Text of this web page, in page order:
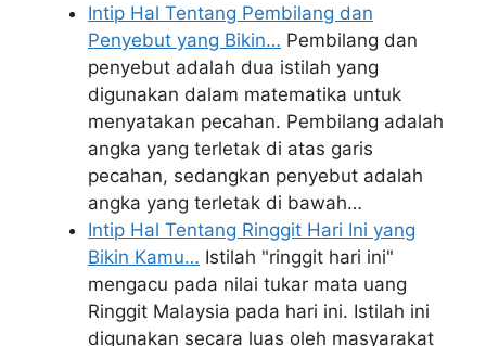
Intip Hal Tentang Pembilang dan
Penyebut yang Bikin… Pembilang dan
penyebut adalah dua istilah yang
digunakan dalam matematika untuk
menyatakan pecahan. Pembilang adalah
angka yang terletak di atas garis
pecahan, sedangkan penyebut adalah
angka yang terletak di bawah…
Intip Hal Tentang Ringgit Hari Ini yang
Bikin Kamu… Istilah "ringgit hari ini"
mengacu pada nilai tukar mata uang
Ringgit Malaysia pada hari ini. Istilah ini
digunakan secara luas oleh masyarakat